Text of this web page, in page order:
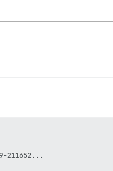
211652...